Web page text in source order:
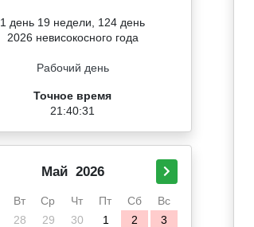
1 день 19 недели, 124 день
2026 невисокосного года
Рабочий день
Точное время
21:40:32
Май 2026
Вт Ср Чт Пт Сб Вс
28 29 30 1 2 3